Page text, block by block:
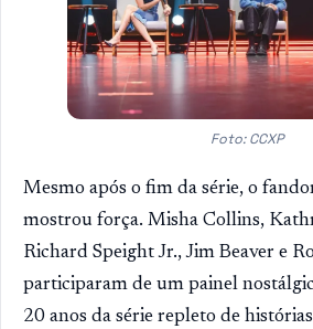
Foto: CCXP
Mesmo após o fim da série, o
mostrou força. Misha Collins,
Richard Speight Jr., Jim Beaver e
participaram de um painel
20 anos da série repleto de